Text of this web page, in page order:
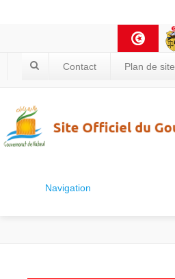
Contact Plan de site
Navigation